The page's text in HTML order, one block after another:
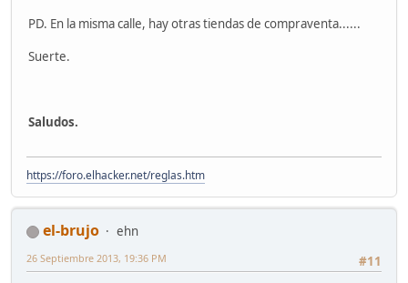
PD. En la misma calle, hay otras tiendas de compraventa......
Suerte.
Saludos.
https://foro.elhacker.net/reglas.htm
el-brujo
ehn
#11
26 Septiembre 2013, 19:36 PM